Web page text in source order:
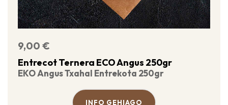
9,00 €
Entrecot Ternera ECO Angus 250gr
EKO Angus Txahal Entrekota 250gr
INFO GEHIAGO